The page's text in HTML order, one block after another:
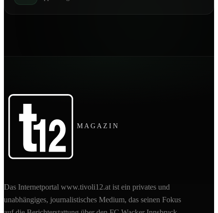
MAGAZIN
Das Internetportal www.tivoli12.at ist ein privates und
unabhängiges, journalistisches Medium, das seinen Fokus